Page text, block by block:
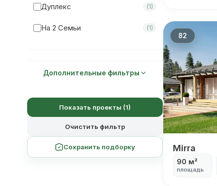
Дуплекс (1)
На 2 Семьи (1)
Дополнительные фильтры
Показать проекты (1)
Очистить фильтр
Сохранить подборку
82
Mirra
Mirra
90 м²
площадь